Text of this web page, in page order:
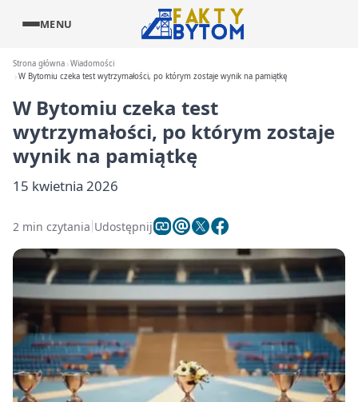
MENU
Strona główna Wiadomości
W Bytomiu czeka test wytrzymałości, po którym zostaje wynik na pamiątkę
W Bytomiu czeka test
wytrzymałości, po którym zostaje
wynik na pamiątkę
15 kwietnia 2026
2 min czytania Udostępnij